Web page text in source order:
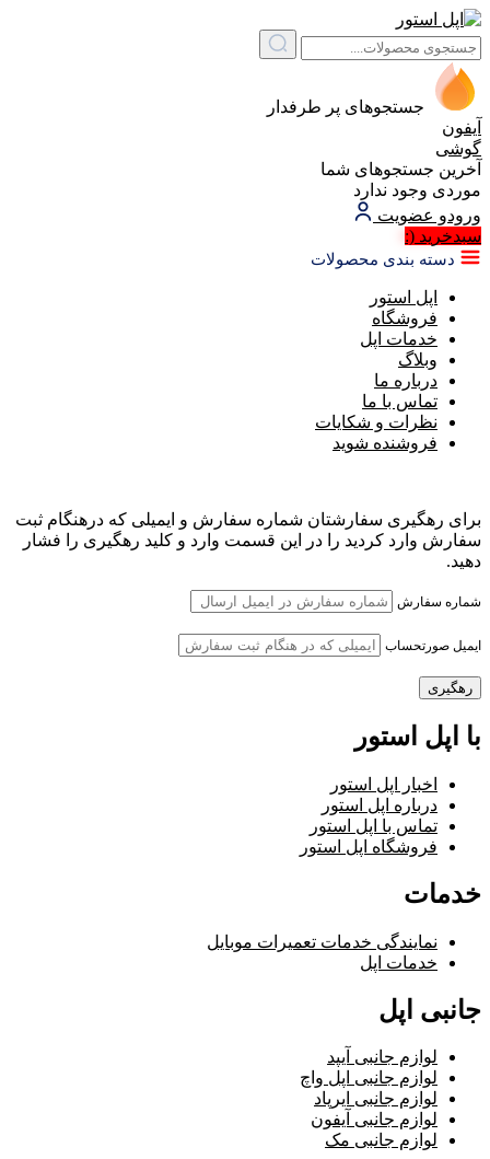
جستجوهای پر طرفدار
آیفون
گوشی
آخرین جستجوهای شما
موردی وجود ندارد
ورودو عضویت
سبد‌خرید (:
دسته بندی محصولات
اپل استور
فروشگاه
خدمات اپل
وبلاگ
درباره ما
تماس با ما
نظرات و شکایات
فروشنده شوید
برای رهگیری سفارشتان شماره سفارش و ایمیلی که درهنگام ثبت
سفارش وارد کردید را در این قسمت وارد و کلید رهگیری را فشار
دهید.
شماره سفارش
ایمیل صورتحساب
رهگیری
با اپل استور
اخبار اپل استور
درباره اپل استور
تماس با اپل استور
فروشگاه اپل استور
خدمات
نمایندگی خدمات تعمیرات موبایل
خدمات اپل
جانبی اپل
لوازم جانبی آیپد
لوازم جانبی اپل واچ
لوازم جانبی ایرپاد
لوازم جانبی آیفون
لوازم جانبی مک
گفتگو با غرفه‌دار